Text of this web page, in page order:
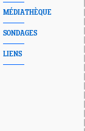
MÉDIATHÈQUE
SONDAGES
LIENS